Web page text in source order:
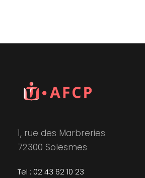
1, rue des Marbreries
72300 Solesmes
Tel : 02 43 62 10 23